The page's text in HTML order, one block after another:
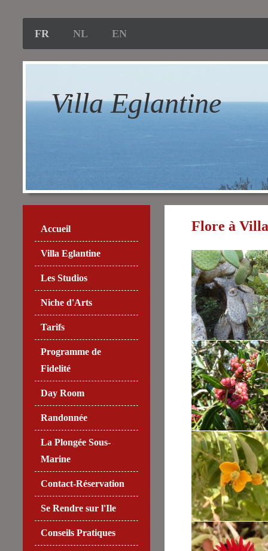
FR NL EN
Villa Eglantine
Flore à
Accueil
Villa Eglantine
Les Studios
Niche d'Arts
Tarifs
Programme de
Fidelité
Day Room
Randonnée
La Plongée Sous-
Marine
Contact-Réservation
Se Rendre sur l'Ile
Conseils Pratiques